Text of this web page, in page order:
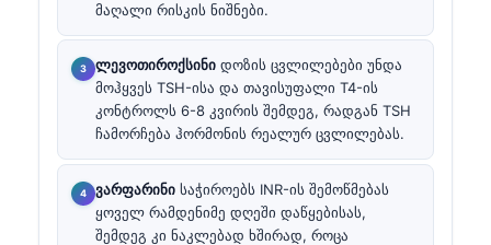
მაღალი რისკის ნიშნები.
ლევოთიროქსინი დოზის ცვლილებები უნდა
მოჰყვეს TSH-ისა და თავისუფალი T4-ის
კონტროლს 6-8 კვირის შემდეგ, რადგან TSH
ჩამორჩება ჰორმონის რეალურ ცვლილებას.
ვარფარინი საჭიროებს INR-ის შემოწმებას
ყოველ რამდენიმე დღეში დაწყებისას,
შემდეგ კი ნაკლებად ხშირად, როცა